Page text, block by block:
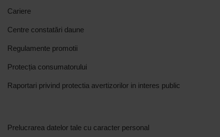
Cariere
Centre constatări daune
Regulamente promotii
Protecția consumatorului
Raportari privind protectia avertizorilor in interes public
Prelucrarea datelor tale cu caracter personal